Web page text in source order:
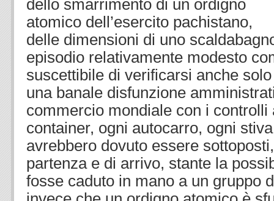
dello smarrimento di un ordigno
atomico dell’esercito pachistano,
delle dimensioni di uno
episodio relativamente modesto
suscettibile di verificarsi anche
una banale disfunzione
commercio mondiale con i controlli
container, ogni autocarro, ogni
avrebbero dovuto essere
partenza e di arrivo, stante la
fosse caduto in mano a un gruppo